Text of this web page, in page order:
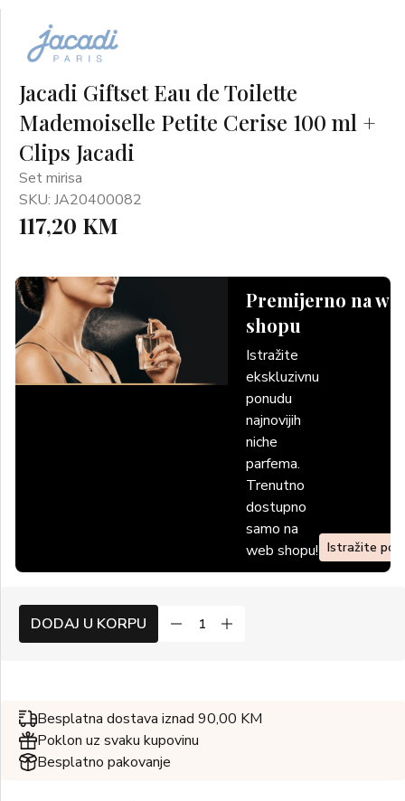
Jacadi Giftset Eau de Toilette
Mademoiselle Petite Cerise 100 ml +
Clips Jacadi
Set mirisa
SKU: JA20400082
117,20 KM
Premijerno na
shopu
Istražite
ekskluzivnu
ponudu
najnovijih
niche
parfema.
Trenutno
dostupno
samo na
web shopu! Istražite
DODAJ U KORPU
Besplatna dostava iznad 90,00 KM
Poklon uz svaku kupovinu
Besplatno pakovanje